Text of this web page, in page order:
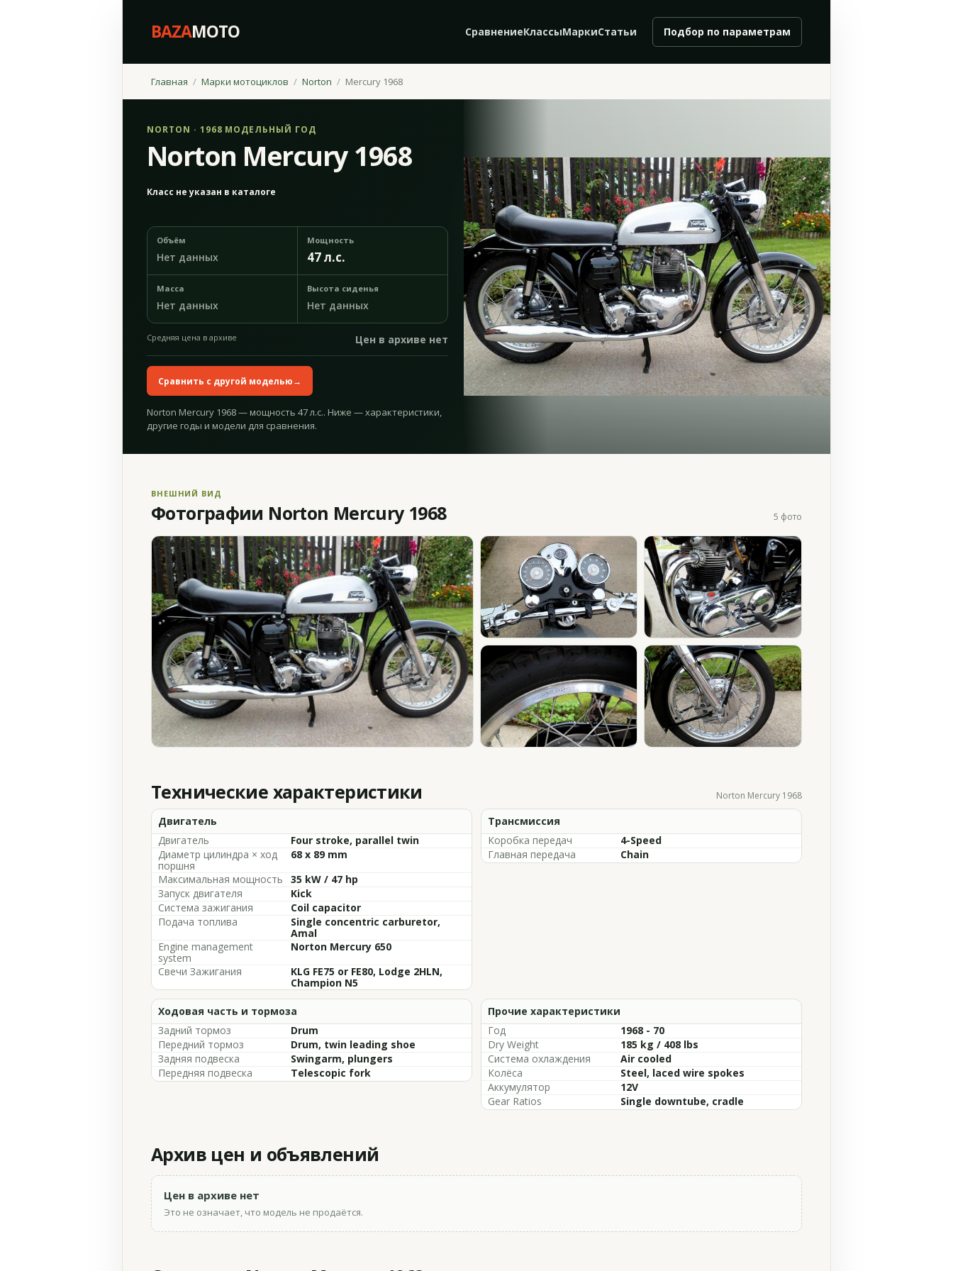
BAZAMOTO СравнениеКлассыМаркиСтатьи Подбор по параметрам
Главная Марки мотоциклов Norton Mercury 1968
NORTON · 1968 МОДЕЛЬНЫЙ ГОД
Norton Mercury 1968
Класс не указан в каталоге
Объём
Нет данных
Мощность
47 л.с.
Масса
Нет данных
Высота сиденья
Нет данных
Средняя цена в архиве Цен в архиве нет
Сравнить с другой моделью→
Norton Mercury 1968 — мощность 47 л.с.. Ниже — характеристики,
другие годы и модели для сравнения.
ВНЕШНИЙ ВИД
Фотографии Norton Mercury 1968 5 фото
Технические характеристики Norton Mercury 1968
Двигатель
Двигатель
Four stroke, parallel twin
Диаметр цилиндра × ход
поршня
68 x 89 mm
Максимальная мощность
35 kW / 47 hp
Запуск двигателя
Kick
Система зажигания
Coil capacitor
Подача топлива
Single concentric carburetor,
Amal
Engine management
system
Norton Mercury 650
Свечи Зажигания
KLG FE75 or FE80, Lodge 2HLN,
Champion N5
Трансмиссия
Коробка передач
4-Speed
Главная передача
Chain
Ходовая часть и тормоза
Задний тормоз
Drum
Передний тормоз
Drum, twin leading shoe
Задняя подвеска
Swingarm, plungers
Передняя подвеска
Telescopic fork
Прочие характеристики
Год
1968 - 70
Dry Weight
185 kg / 408 lbs
Система охлаждения
Air cooled
Колёса
Steel, laced wire spokes
Аккумулятор
12V
Gear Ratios
Single downtube, cradle
Архив цен и объявлений
Цен в архиве нет
Это не означает, что модель не продаётся.